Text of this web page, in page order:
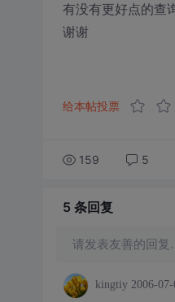
有没有更好点的查
谢谢
给本帖投票
159 5
5 条回复
请发表友善的回
kingtiy 2006-07-